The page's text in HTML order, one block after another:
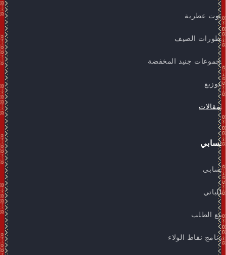
زيوت عطرية
عطورات الصيف
مجموعات جنيد المخفضة
التوزيع
المقالات
حسابي
حسابي
طلباتي
تتبع الطلب
برنامج نقاط الولاء